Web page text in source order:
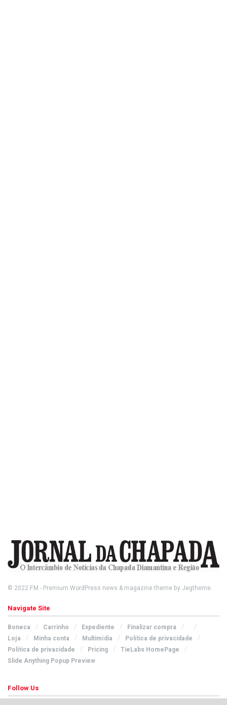
© 2022 FM - Premium WordPress news & magazine theme by Jegtheme.
Navigate Site
Boneca Carrinho Expediente
Finalizar compra
Loja
Minha conta Multimídia
Política de privacidade
Política de privacidade
Pricing
TieLabs HomePage
Slide Anything Popup Preview
Follow Us